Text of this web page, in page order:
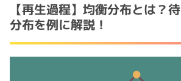
【再生過程】均衡分布とは？
分布を例に解説！